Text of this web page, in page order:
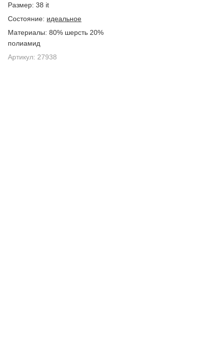
Размер: 38 it
Состояние: идеальное
Материалы: 80% шерсть 20%
полиамид
Артикул: 27938